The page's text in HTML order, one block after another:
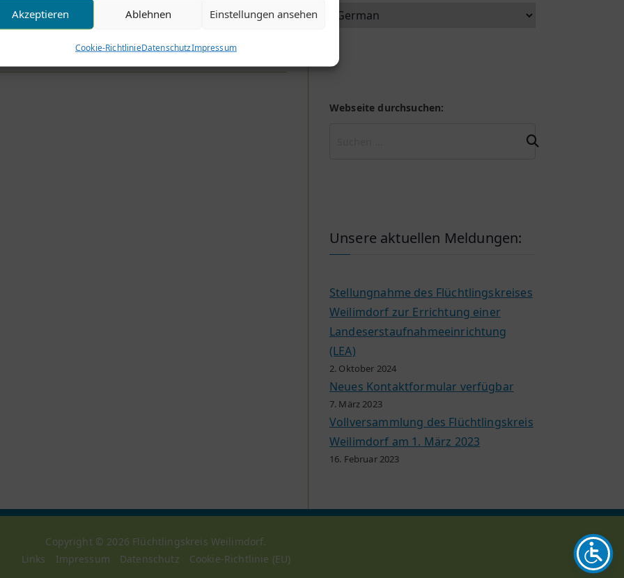
Akzeptieren Ablehnen Einstellungen ansehen
Cookie-RichtlinieDatenschutzImpressum
Webseite durchsuchen:
Unsere aktuellen Meldungen:
Stellungnahme des Flüchtlingskreises
Weilimdorf zur Errichtung einer
Landeserstaufnahmeeinrichtung
(LEA)
2. Oktober 2024
Neues Kontaktformular verfügbar
7. März 2023
Vollversammlung des Flüchtlingskreis
Weilimdorf am 1. März 2023
16. Februar 2023
Copyright © 2026 Flüchtlingskreis Weilimdorf.
Links
Impressum Datenschutz Cookie-Richtlinie (EU)